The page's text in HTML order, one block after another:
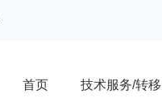
首页 技术服务/转移